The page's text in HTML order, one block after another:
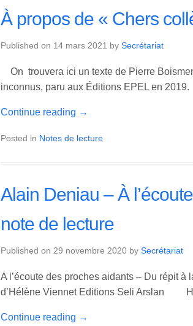
À propos de « Chers
Published on 14 mars 2021 by Secrétariat
On trouvera ici un texte de Pierre
inconnus, paru aux Éditions EPEL en 2019.
Continue reading →
Posted in Notes de lecture
Alain Deniau – À
note de lecture
Published on 29 novembre 2020 by Secrétariat
A l’écoute des proches aidants – Du répit
d’Hélène Viennet Editions Seli Arslan
Continue reading →